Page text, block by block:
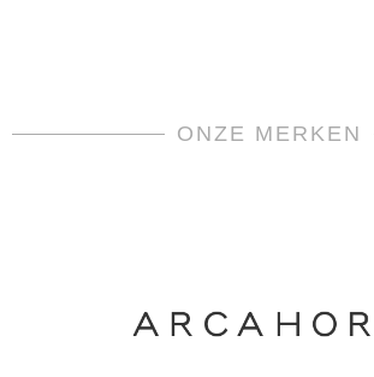
ONZE MERKEN